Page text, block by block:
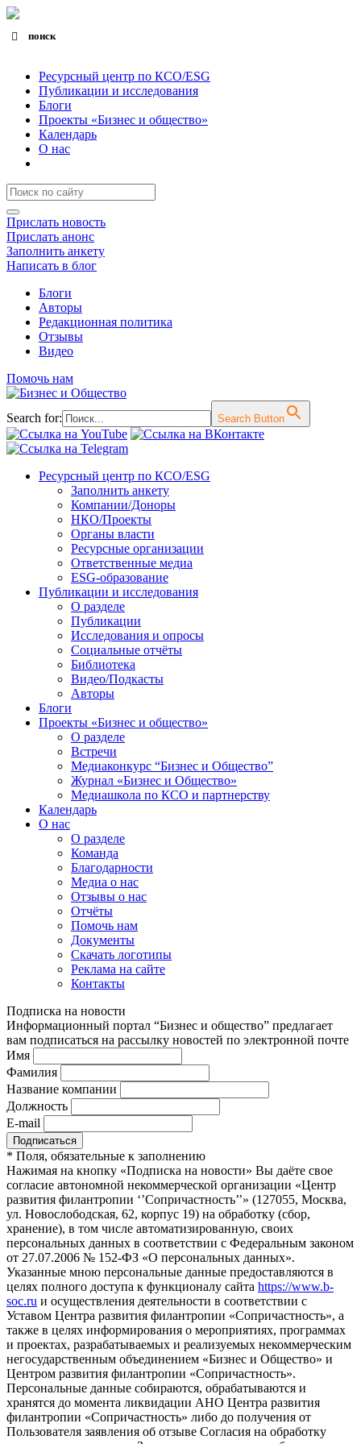
поиск
Ресурсный центр по КСО/ESG
Публикации и исследования
Блоги
Проекты «Бизнес и общество»
Календарь
О нас
Прислать новость
Прислать анонс
Заполнить анкету
Написать в блог
Блоги
Авторы
Редакционная политика
Отзывы
Видео
Помочь нам
Search for: Search Button
Перейти
содержимому
Ресурсный центр по КСО/ESG
Заполнить анкету
Компании/Доноры
НКО/Проекты
Органы власти
Ресурсные организации
Ответственные медиа
ESG-образование
Публикации и исследования
О разделе
Публикации
Исследования и опросы
Социальные отчёты
Библиотека
Видео/Подкасты
Авторы
Блоги
Проекты «Бизнес и общество»
О разделе
Встречи
Медиаконкурс “Бизнес и Общество”
Журнал «Бизнес и Общество»
Медиашкола по КСО и партнерству
Календарь
О нас
О разделе
Команда
Благодарности
Медиа о нас
Отзывы о нас
Отчёты
Помочь нам
Документы
Скачать логотипы
Реклама на сайте
Контакты
Подписка на новости
Информационный портал “Бизнес и общество” предлагает
вам подписаться на рассылку новостей по электронной почте
Имя
Фамилия
Название компании
Должность
E-mail
* Поля, обязательные к заполнению
Нажимая на кнопку «Подписка на новости» Вы даёте свое
согласие автономной некоммерческой организации «Центр
развития филантропии ‘’Сопричастность’’» (127055, Москва,
ул. Новослободская, 62, корпус 19) на обработку (сбор,
хранение), в том числе автоматизированную, своих
персональных данных в соответствии с Федеральным законом
от 27.07.2006 № 152-ФЗ «О персональных данных».
Указанные мною персональные данные предоставляются в
целях полного доступа к функционалу сайта https://www.b-
soc.ru и осуществления деятельности в соответствии с
Уставом Центра развития филантропии «Сопричастность», а
также в целях информирования о мероприятиях, программах
и проектах, разрабатываемых и реализуемых некоммерческим
негосударственным объединением «Бизнес и Общество» и
Центром развития филантропии «Сопричастность».
Персональные данные собираются, обрабатываются и
хранятся до момента ликвидации АНО Центра развития
филантропии «Сопричастность» либо до получения от
Пользователя заявления об отзыве Согласия на обработку